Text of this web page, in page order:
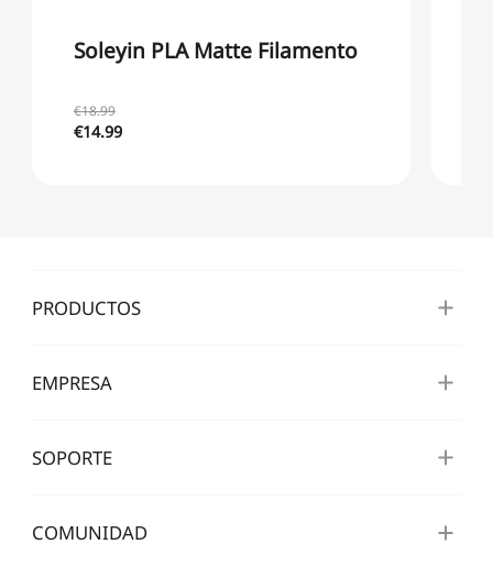
Soleyin PLA Matte Filamento
€18.99
€14.99
PRODUCTOS
EMPRESA
SOPORTE
COMUNIDAD